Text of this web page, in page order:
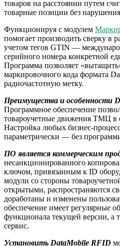
товаров на расстоянии путем
товарные позиции без
Функционируя с модулем
помогает производить сверку в
учетом тегов GTIN —
серийного номера конкретной
Программа позволяет
маркировочного кода формата
радиочастотную метку.
Преимущества и особенности
Программное обеспечение
товароучетные движения ТМЦ в
Настройка любых бизнес-
параметрически — без
ПО является коммерческим
несанкционированного
ключом, привязанным к ID
модули со стороны
открытыми, распространяются
доработаны и изменены
обеспечение имеет регулярные
функционала текущей версии, а
сервис.
Установить DataMobile RFID